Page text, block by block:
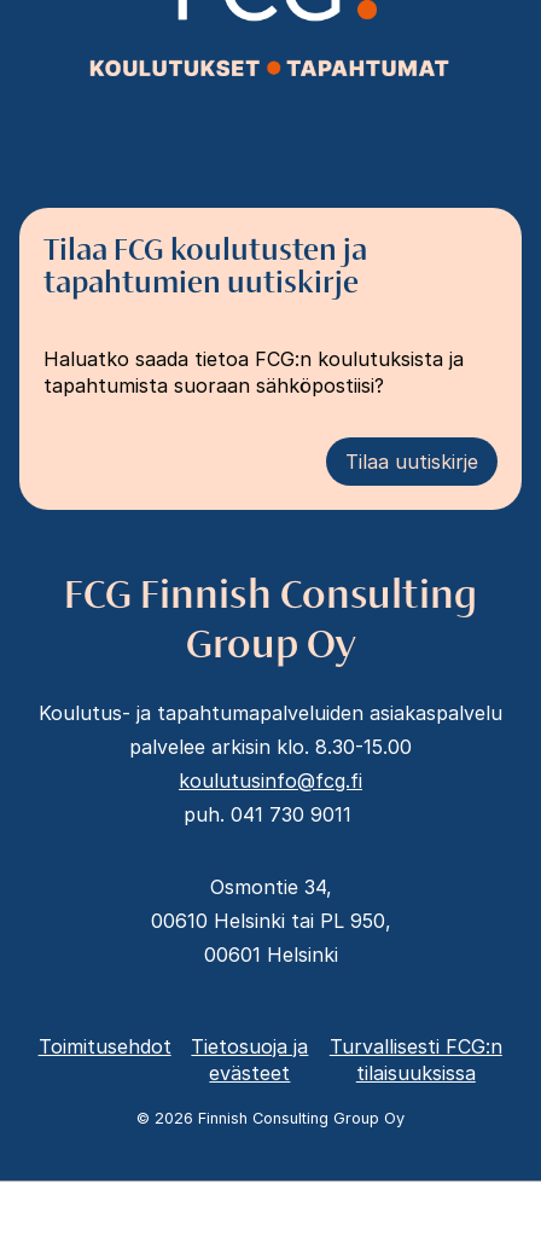
Tilaa FCG koulutusten ja
tapahtumien uutiskirje
Haluatko saada tietoa FCG:n koulutuksista ja
tapahtumista suoraan sähköpostiisi?
Tilaa uutiskirje
FCG Finnish Consulting
Group Oy
Koulutus- ja tapahtumapalveluiden asiakaspalvelu
palvelee arkisin klo. 8.30-15.00
koulutusinfo@fcg.fi
puh. 041 730 9011
Osmontie 34,
00610 Helsinki tai PL 950,
00601 Helsinki
Alatunnisteen
Toimitusehdot
Tietosuoja ja
evästeet
Turvallisesti FCG:n
tilaisuuksissa
© 2026 Finnish Consulting Group Oy